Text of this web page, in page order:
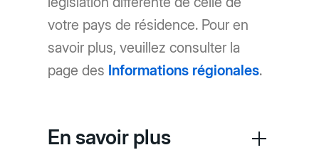
votre pays de résidence. Pour en
savoir plus, veuillez consulter la
page des Informations régionales.
En savoir plus